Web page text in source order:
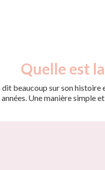
Quelle est
dit beaucoup sur son
Une manière simple